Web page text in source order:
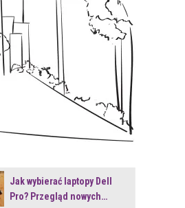
Jak wybierać laptopy Dell
Pro? Przegląd nowych…